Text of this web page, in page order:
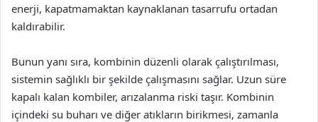
enerji, kapatmamaktan kaynaklanan tasarrufu ortadan
kaldırabilir.
Bunun yanı sıra, kombinin düzenli olarak çalıştırılması,
sistemin sağlıklı bir şekilde çalışmasını sağlar. Uzun süre
kapalı kalan kombiler, arızalanma riski taşır. Kombinin
içindeki su buharı ve diğer atıkların birikmesi, zamanla